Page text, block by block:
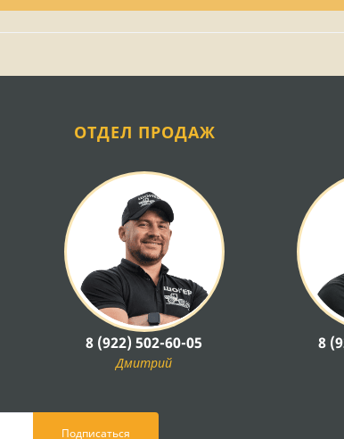
ОТДЕЛ ПРОДАЖ
8 (922) 502-60-05
Дмитрий
8
Подписаться